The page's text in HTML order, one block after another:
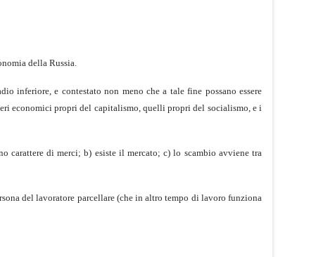
della Russia.
inferiore, e contestato non meno che a tale fine possano essere
economici propri del capitalismo, quelli propri del socialismo, e i
di merci; b) esiste il mercato; c) lo scambio avviene tra
del lavoratore parcellare (che in altro tempo di lavoro funziona